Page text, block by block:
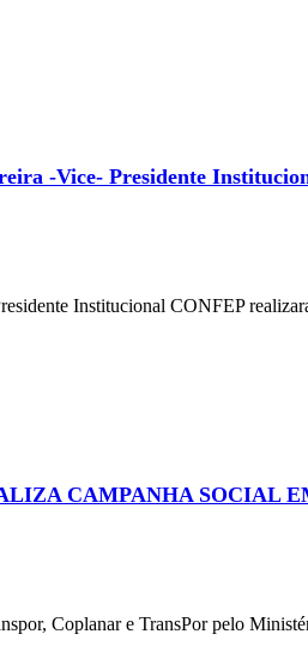
-Vice- Presidente
Institucional CONFEP
CAMPANHA SOCIAL
Coplanar e TransPor pelo